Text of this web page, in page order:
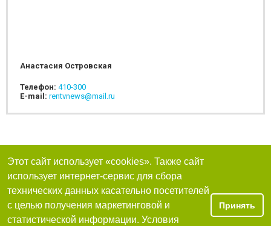
Анастасия Островская
Телефон: 410-300
E-mail: rentvnews@mail.ru
Этот сайт использует «cookies». Также сайт
использует интернет-сервис для сбора
технических данных касательно посетителей
с целью получения маркетинговой и
статистической информации. Условия
Принять